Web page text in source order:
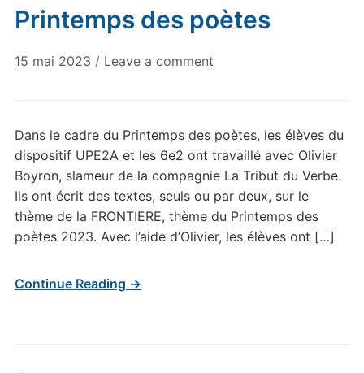
Printemps des poètes
15 mai 2023 / Leave a comment
Dans le cadre du Printemps des poètes, les élèves du
dispositif UPE2A et les 6e2 ont travaillé avec Olivier
Boyron, slameur de la compagnie La Tribut du Verbe.
Ils ont écrit des textes, seuls ou par deux, sur le
thème de la FRONTIERE, thème du Printemps des
poètes 2023. Avec l’aide d’Olivier, les élèves ont […]
Continue Reading →